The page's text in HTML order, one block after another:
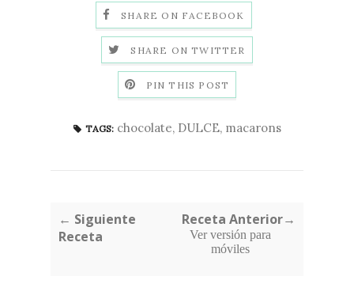
SHARE ON FACEBOOK
SHARE ON TWITTER
PIN THIS POST
TAGS: chocolate, DULCE, macarons
← Siguiente
Receta
Receta Anterior→
Ver versión para
móviles